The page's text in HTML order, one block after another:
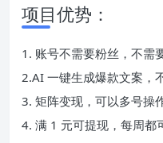
项目优势：
1. 账号不需要粉丝，不需
2.AI 一键生成爆款文案，
3. 矩阵变现，可以多号操
4. 满 1 元可提现，每周都